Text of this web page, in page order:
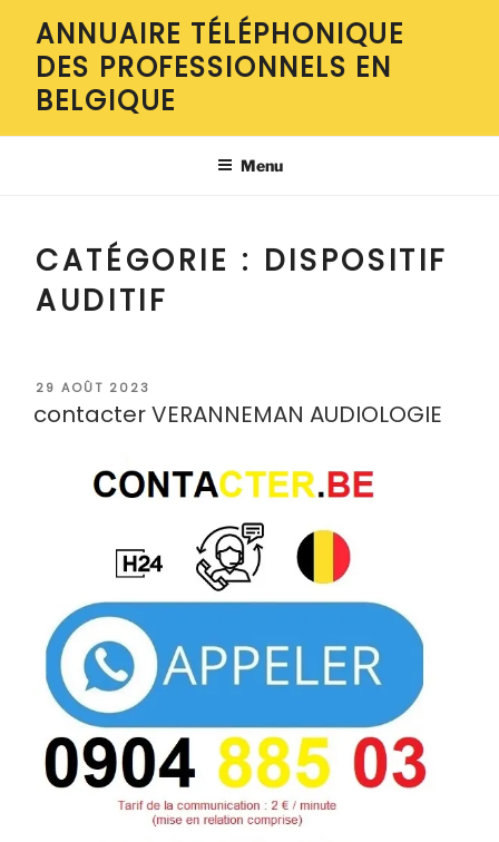
contenu
principal
ANNUAIRE TÉLÉPHONIQUE
DES PROFESSIONNELS EN
BELGIQUE
Menu
CATÉGORIE : DISPOSITIF
AUDITIF
PUBLIÉ
29 AOÛT 2023
contacter VERANNEMAN AUDIOLOGIE